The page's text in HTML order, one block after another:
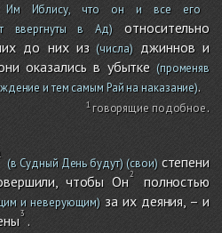
Им Иблису, что он и все его
ввергнуты в Ад)относительно
до них из(числа)джиннов и
оказались в убытке (променяв
и тем самым Рай на наказание).
говорящие подобное.
(в Судный День будут)(свои)степени
чтобы Он
полностью
и неверующим) за их деяния, – и
.